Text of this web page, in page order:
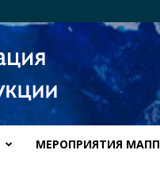
МЕРОПРИЯТИЯ МАПП